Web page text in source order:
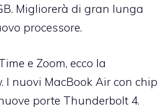
Migliorerà di gran lunga
processore.
e Zoom, ecco la
I nuovi MacBook Air con chip
porte Thunderbolt 4.